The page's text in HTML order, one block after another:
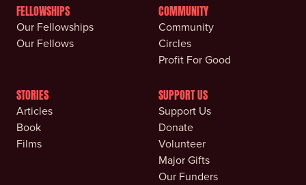
FELLOWSHIPS
Our Fellowships
Our Fellows
COMMUNITY
Community
Circles
Profit For Good
STORIES
Articles
Book
Films
SUPPORT US
Support Us
Donate
Volunteer
Major Gifts
Our Funders